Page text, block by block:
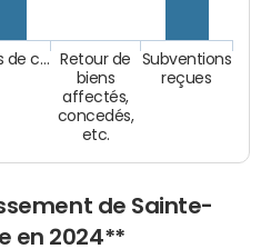
de c…
Retour de
biens
affectés,
concedés,
etc.
Subventions
reçues
de Sainte-
en 2024**